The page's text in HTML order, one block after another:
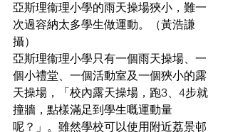
亞斯理衞理小學的雨天操場狹小，難一
次過容納太多學生做運動。（黃浩謙
攝）
亞斯理衞理小學只有一個雨天操場、一
個小禮堂、一個活動室及一個狹小的露
天操場，「校內露天操場，跑3、4步就
撞牆，點樣滿足到學生嘅運動量
呢？」。雖然學校可以使用附近荔景邨